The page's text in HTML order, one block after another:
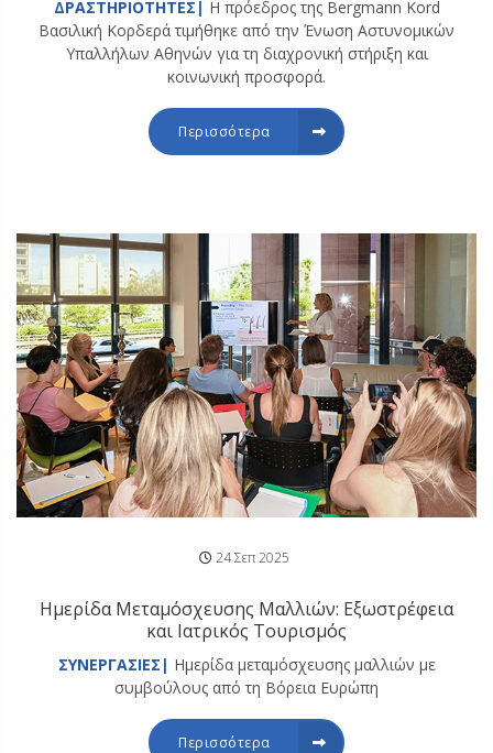
ΔΡΑΣΤΗΡΙΟΤΗΤΕΣ| Η πρόεδρος της Bergmann Kord
Βασιλική Κορδερά τιμήθηκε από την Ένωση Αστυνομικών
Υπαλλήλων Αθηνών για τη διαχρονική στήριξη και
κοινωνική προσφορά.
Περισσότερα
24 Σεπ 2025
Ημερίδα Μεταμόσχευσης Μαλλιών: Εξωστρέφεια
και Ιατρικός Τουρισμός
ΣΥΝΕΡΓΑΣΙΕΣ| Ημερίδα μεταμόσχευσης μαλλιών με
συμβούλους από τη Βόρεια Ευρώπη
Περισσότερα